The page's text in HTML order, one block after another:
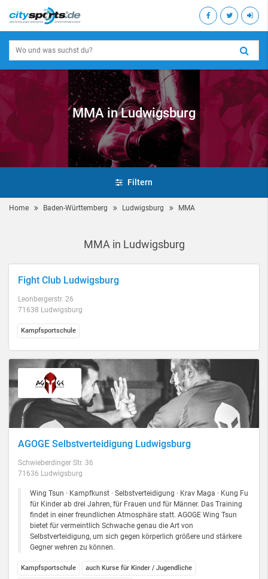
MMA in Ludwigsburg
Filtern
Home Baden-Württemberg Ludwigsburg MMA
MMA in Ludwigsburg
Fight Club Ludwigsburg
Leonbergerstr. 26
71638 Ludwigsburg
Kampfsportschule
AGOGE Selbstverteidigung Ludwigsburg
Schwieberdinger Str. 36
71636 Ludwigsburg
Wing Tsun · Kampfkunst · Selbstverteidigung · Krav Maga · Kung Fu
für Kinder ab drei Jahren, für Frauen und für Männer. Das Training
findet in einer freundlichen Atmosphäre statt. AGOGE Wing Tsun
bietet für vermeintlich Schwache genau die Art von
Selbstverteidigung, um sich gegen körperlich größere und stärkere
Gegner wehren zu können.
Kampfsportschule auch Kurse für Kinder / Jugendliche